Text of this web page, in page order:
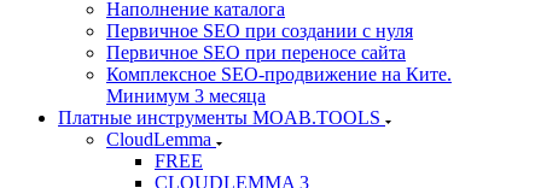
Наполнение каталога
Первичное SEO при создании с нуля
Первичное SEO при переносе сайта
Комплексное SEO-продвижение на Ките.
Минимум 3 месяца
Платные инструменты MOAB.TOOLS
CloudLemma
FREE
CLOUDLEMMA 3